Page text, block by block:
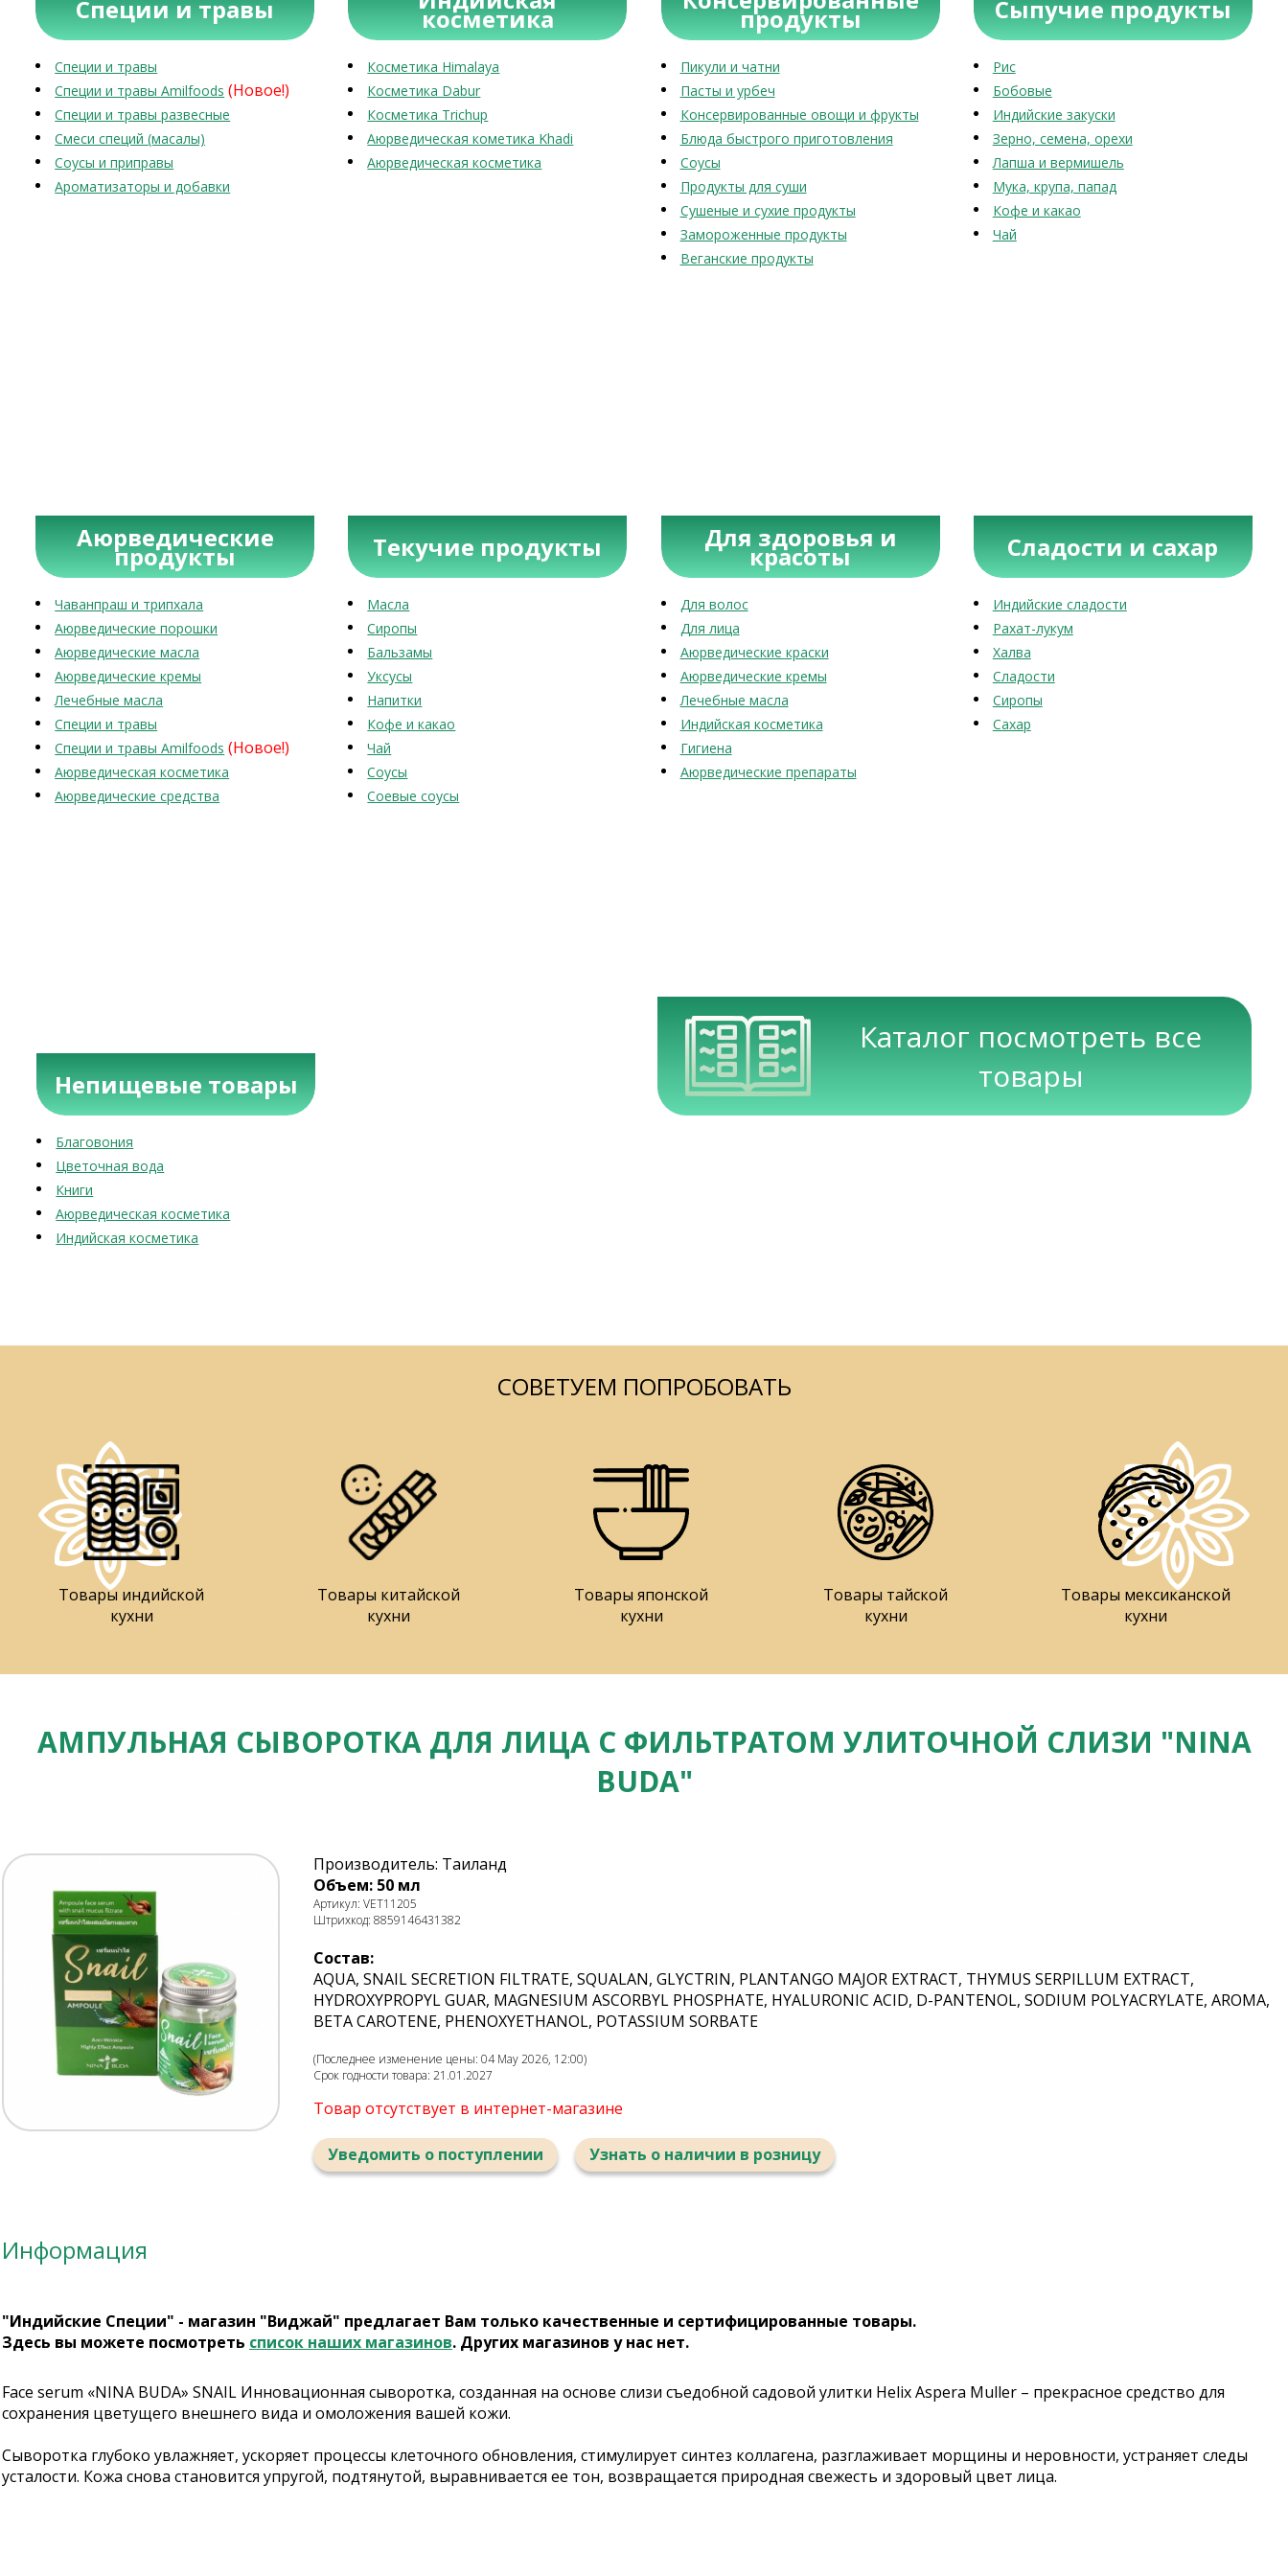
Специи и травы
Специи и травы
Специи и травы Amilfoods (Новое!)
Специи и травы развесные
Смеси специй (масалы)
Соусы и приправы
Ароматизаторы и добавки
косметика
Косметика Himalaya
Косметика Dabur
Косметика Trichup
Аюрведическая кометика Khadi
Аюрведическая косметика
продукты
Пикули и чатни
Пасты и урбеч
Консервированные овощи и фрукты
Блюда быстрого приготовления
Соусы
Продукты для суши
Сушеные и сухие продукты
Замороженные продукты
Веганские продукты
Сыпучие продукты
Рис
Бобовые
Индийские закуски
Зерно, семена, орехи
Лапша и вермишель
Мука, крупа, папад
Кофе и какао
Чай
Аюрведические
продукты
Чаванпраш и трипхала
Аюрведические порошки
Аюрведические масла
Аюрведические кремы
Лечебные масла
Специи и травы
Специи и травы Amilfoods (Новое!)
Аюрведическая косметика
Аюрведические средства
Текучие продукты
Масла
Сиропы
Бальзамы
Уксусы
Напитки
Кофе и какао
Чай
Соусы
Соевые соусы
Для здоровья и
красоты
Для волос
Для лица
Аюрведические краски
Аюрведические кремы
Лечебные масла
Индийская косметика
Гигиена
Аюрведические препараты
Сладости и сахар
Индийские сладости
Рахат-лукум
Халва
Сладости
Сиропы
Сахар
Непищевые товары
Благовония
Цветочная вода
Книги
Аюрведическая косметика
Индийская косметика
Каталог посмотреть все
товары
СОВЕТУЕМ ПОПРОБОВАТЬ
Товары индийской
кухни
Товары китайской
кухни
Товары японской
кухни
Товары тайской
кухни
Товары мексиканской
кухни
АМПУЛЬНАЯ СЫВОРОТКА ДЛЯ ЛИЦА С ФИЛЬТРАТОМ УЛИТОЧНОЙ СЛИЗИ "NINA
BUDA"
Производитель: Таиланд
Объем: 50 мл
Артикул: VET11205
Штрихкод: 8859146431382
Состав:
АQUA, SNAIL SECRETION FILTRATE, SQUALAN, GLYCTRIN, PLANTANGO MAJOR EXTRACT, THYMUS SERPILLUM EXTRACT,
HYDROXYPROPYL GUAR, MAGNESIUM ASCORBYL PHOSPHATE, HYALURONIC ACID, D-PANTENOL, SODIUM POLYACRYLATE, AROMA,
BETA CAROTENE, PHENOXYETHANOL, POTASSIUM SORBATE
(Последнее изменение цены: 04 May 2026, 12:00)
Срок годности товара: 21.01.2027
Товар отсутствует в интернет-магазине
Уведомить о поступлении Узнать о наличии в розницу
Информация
"Индийские Специи" - магазин "Виджай" предлагает Вам только качественные и сертифицированные товары.
Здесь вы можете посмотреть список наших магазинов. Других магазинов у нас нет.
Face serum «NINA BUDA» SNAIL Инновационная сыворотка, созданная на основе слизи съедобной садовой улитки Helix Aspera Muller – прекрасное средство для
сохранения цветущего внешнего вида и омоложения вашей кожи.
Сыворотка глубоко увлажняет, ускоряет процессы клеточного обновления, стимулирует синтез коллагена, разглаживает морщины и неровности, устраняет следы
усталости. Кожа снова становится упругой, подтянутой, выравнивается ее тон, возвращается природная свежесть и здоровый цвет лица.